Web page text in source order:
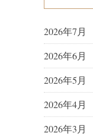
2026年7月
2026年6月
2026年5月
2026年4月
2026年3月